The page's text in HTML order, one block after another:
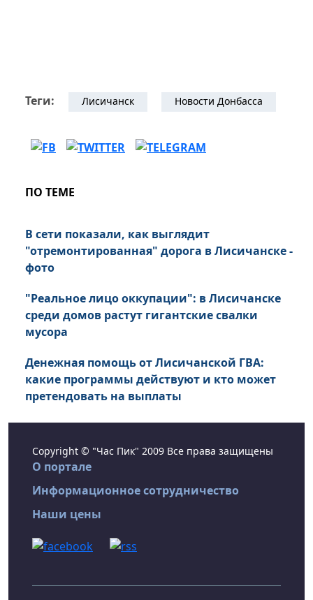
Теги: Лисичанск Новости Донбасса
ПО ТЕМЕ
В сети показали, как выглядит
"отремонтированная" дорога в Лисичанске -
фото
"Реальное лицо оккупации": в Лисичанске
среди домов растут гигантские свалки
мусора
Денежная помощь от Лисичанской ГВА:
какие программы действуют и кто может
претендовать на выплаты
Copyright © "Час Пик" 2009 Все права защищены
О портале
Информационное сотрудничество
Наши цены